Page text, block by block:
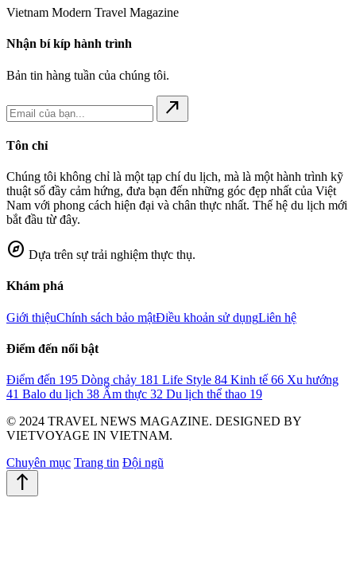
Vietnam Modern Travel Magazine
Nhận bí kíp hành trình
Bản tin hàng tuần của chúng tôi.
north_east
Tôn chỉ
Chúng tôi không chỉ là một tạp chí du lịch, mà là một hành trình kỹ
thuật số đầy cảm hứng, đưa bạn đến những góc đẹp nhất của Việt
Nam với phong cách hiện đại và chân thực nhất. Thế hệ du lịch mới
bắt đầu từ đây.
explore Dựa trên sự trải nghiệm thực thụ.
Khám phá
Giới thiệuChính sách bảo mậtĐiều khoản sử dụngLiên hệ
Điểm đến nổi bật
Điểm đến 195 Dòng chảy 181 Life Style 84 Kinh tế 66 Xu hướng
41 Balo du lịch 38 Ẩm thực 32 Du lịch thể thao 19
© 2024 TRAVEL NEWS MAGAZINE. DESIGNED BY
VIETVOYAGE IN VIETNAM.
Chuyên mục Trang tin Đội ngũ
north